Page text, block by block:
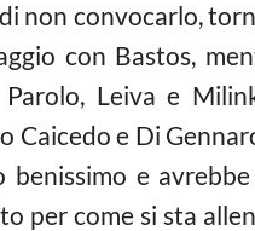
non convocarlo,
con Bastos,
Leiva e
Caicedo e Di
benissimo e
per come si sta